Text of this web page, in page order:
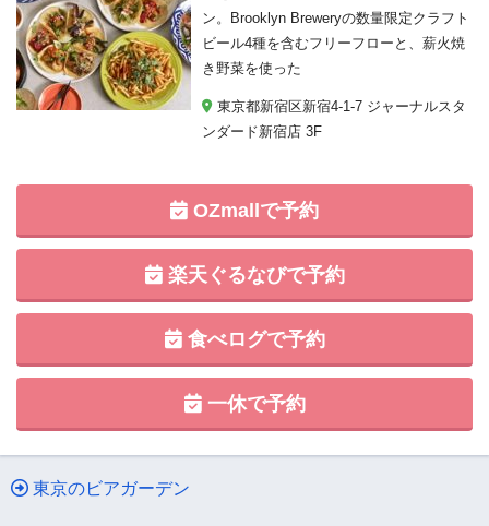
ン。Brooklyn Breweryの数量限定クラフト
ビール4種を含むフリーフローと、薪火焼
き野菜を使った
東京都新宿区新宿4-1-7 ジャーナルスタ
ンダード新宿店 3F
OZmallで予約
楽天ぐるなびで予約
食べログで予約
一休で予約
東京のビアガーデン